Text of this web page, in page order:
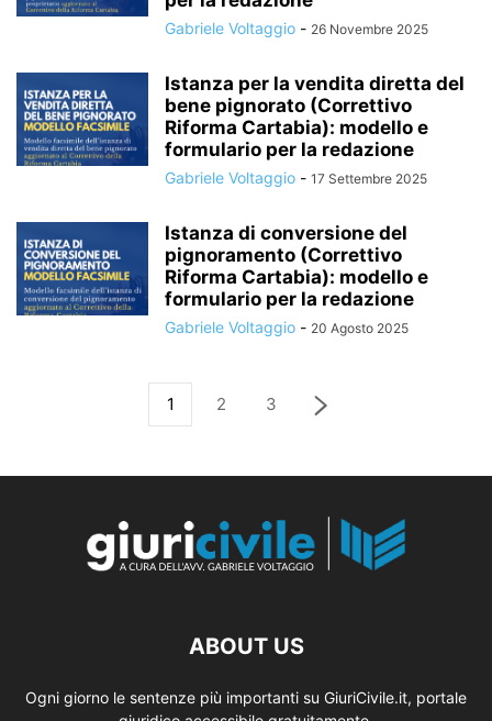
Gabriele Voltaggio - 26 Novembre 2025
Istanza per la vendita diretta del
bene pignorato (Correttivo
Riforma Cartabia): modello e
formulario per la redazione
Gabriele Voltaggio - 17 Settembre 2025
Istanza di conversione del
pignoramento (Correttivo
Riforma Cartabia): modello e
formulario per la redazione
Gabriele Voltaggio - 20 Agosto 2025
1 2 3
ABOUT US
Ogni giorno le sentenze più importanti su GiuriCivile.it, portale